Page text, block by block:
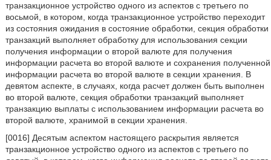
транзакционное устройство одного из аспектов с третьего по
восьмой, в котором, когда транзакционное устройство переходит
из состояния ожидания в состояние обработки, секция обработки
транзакций выполняет обработку для использования секции
получения информации о второй валюте для получения
информации расчета во второй валюте и сохранения полученной
информации расчета во второй валюте в секции хранения. В
девятом аспекте, в случаях, когда расчет должен быть выполнен
во второй валюте, секция обработки транзакций выполняет
транзакцию выплаты с использованием информации расчета во
второй валюте, хранимой в секции хранения.
[0016] Десятым аспектом настоящего раскрытия является
транзакционное устройство одного из аспектов с третьего по